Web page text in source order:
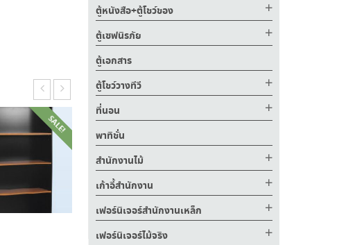
SALE! SALE! SALE!
ตู้หนังสือ+ตู้โชว์ของ
ตู้เซฟนิรภัย
ตู้เอกสาร
ตู้โชว์วางทีวี
ที่นอน
พาทิชั่น
สำนักงานไม้
เก้าอี้สำนักงาน
เฟอร์นิเจอร์สำนักงานเหล็ก
เฟอร์นิเจอร์ไม้จริง